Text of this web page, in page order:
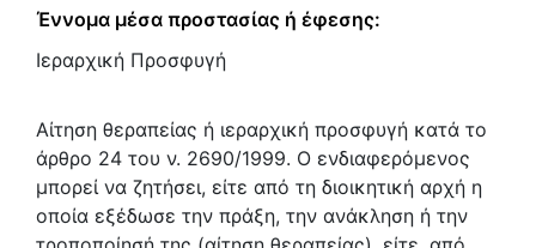
Έννομα μέσα προστασίας ή έφεσης:
Ιεραρχική Προσφυγή
Αίτηση θεραπείας ή ιεραρχική προσφυγή κατά το
άρθρο 24 του ν. 2690/1999. Ο ενδιαφερόμενος
μπορεί να ζητήσει, είτε από τη διοικητική αρχή η
οποία εξέδωσε την πράξη, την ανάκληση ή την